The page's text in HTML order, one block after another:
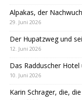
Alpakas, der
29. Juni 2026
Der Hupatzweg und
12. Juni 2026
Das Radduscher
10. Juni 2026
Karin Schrager, die,